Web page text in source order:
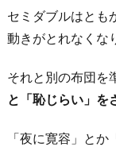
セミダブルはとも
動きがとれなくな
それと別の布団を
と「恥じらい」を
「夜に寛容」と